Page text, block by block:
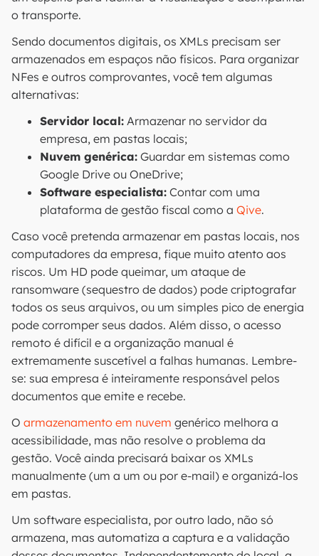
o transporte.
Sendo documentos digitais, os XMLs precisam ser
armazenados em espaços não físicos. Para organizar
NFes e outros comprovantes, você tem algumas
alternativas:
Servidor local: Armazenar no servidor da
empresa, em pastas locais;
Nuvem genérica: Guardar em sistemas como
Google Drive ou OneDrive;
Software especialista: Contar com uma
plataforma de gestão fiscal como a Qive.
Caso você pretenda armazenar em pastas locais, nos
computadores da empresa, fique muito atento aos
riscos. Um HD pode queimar, um ataque de
ransomware (sequestro de dados) pode criptografar
todos os seus arquivos, ou um simples pico de energia
pode corromper seus dados. Além disso, o acesso
remoto é difícil e a organização manual é
extremamente suscetível a falhas humanas. Lembre-
se: sua empresa é inteiramente responsável pelos
documentos que emite e recebe.
O armazenamento em nuvem genérico melhora a
acessibilidade, mas não resolve o problema da
gestão. Você ainda precisará baixar os XMLs
manualmente (um a um ou por e-mail) e organizá-los
em pastas.
Um software especialista, por outro lado, não só
armazena, mas automatiza a captura e a validação